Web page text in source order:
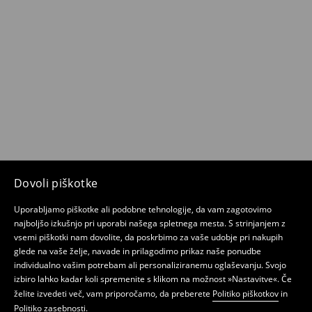
Dovoli piškotke
Uporabljamo piškotke ali podobne tehnologije, da vam zagotovimo
najboljšo izkušnjo pri uporabi našega spletnega mesta. S strinjanjem z
vsemi piškotki nam dovolite, da poskrbimo za vaše udobje pri nakupih
glede na vaše želje, navade in prilagodimo prikaz naše ponudbe
individualno vašim potrebam ali personaliziranemu oglaševanju. Svojo
izbiro lahko kadar koli spremenite s klikom na možnost »Nastavitve«. Če
želite izvedeti več, vam priporočamo, da preberete Politiko piškotkov in
Politiko zasebnosti.